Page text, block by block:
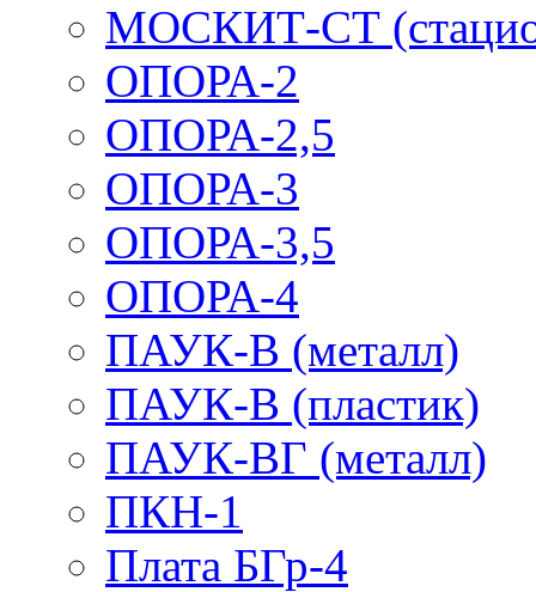
МОСКИТ-СТ
ОПОРА-2
ОПОРА-2,5
ОПОРА-3
ОПОРА-3,5
ОПОРА-4
ПАУК-В (металл)
ПАУК-В (пластик)
ПАУК-ВГ (металл)
ПКН-1
Плата БГр-4